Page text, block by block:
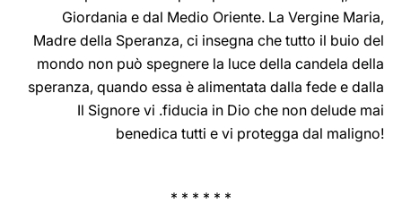
Giordania e dal Medio Oriente. La Vergine Maria,
Madre della Speranza, ci insegna che tutto il buio del
mondo non può spegnere la luce della candela della
speranza, quando essa è alimentata dalla fede e dalla
fiducia in Dio che non delude mai. ‏Il ‎Signore vi
‎benedica ‎tutti e vi protegga ‎dal ‎maligno!‎‎‎‎‎
* * * * * *